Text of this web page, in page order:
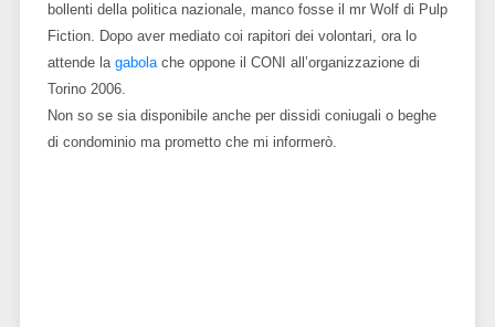
bollenti della politica nazionale, manco fosse il mr Wolf di Pulp
Fiction. Dopo aver mediato coi rapitori dei volontari, ora lo
attende la gabolache oppone il CONI all’organizzazione di
Torino 2006.
Non so se sia disponibile anche per dissidi coniugali o beghe
di condominio ma prometto che mi informerò.